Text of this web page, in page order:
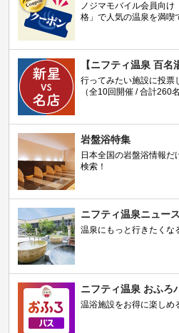
ノジマモバイル会員向
格」で人気の温泉を満喫
【ニフティ温泉 百名
行ってみたい施設に投票
（全10回開催 / 合計260名
岩盤浴特集
日本全国の岩盤浴情報だ
検索！
ニフティ温泉ニュース
温泉にもっと行きたくな
ニフティ温泉 おふろ
温浴施設をお得に楽しめ